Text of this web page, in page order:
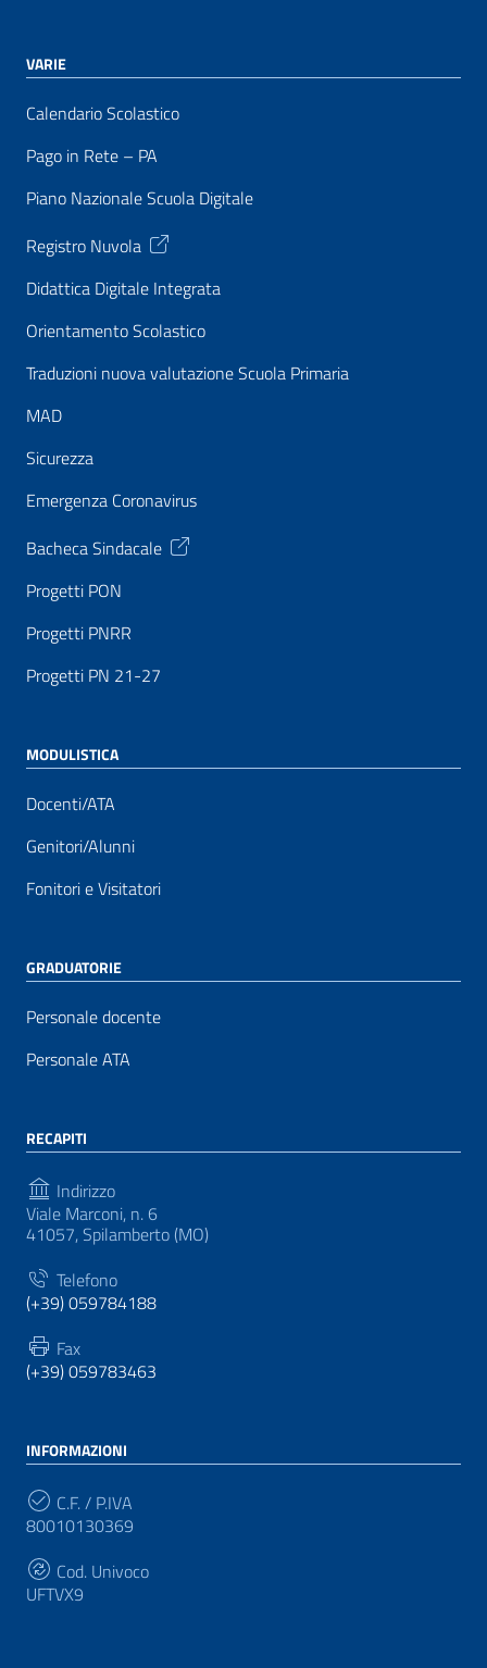
VARIE
Calendario Scolastico
Pago in Rete – PA
Piano Nazionale Scuola Digitale
Registro Nuvola
Didattica Digitale Integrata
Orientamento Scolastico
Traduzioni nuova valutazione Scuola Primaria
MAD
Sicurezza
Emergenza Coronavirus
Bacheca Sindacale
Progetti PON
Progetti PNRR
Progetti PN 21-27
MODULISTICA
Docenti/ATA
Genitori/Alunni
Fonitori e Visitatori
GRADUATORIE
Personale docente
Personale ATA
RECAPITI
Indirizzo
Viale Marconi, n. 6
41057, Spilamberto (MO)
Telefono
(+39) 059784188
Fax
(+39) 059783463
INFORMAZIONI
C.F. / P.IVA
80010130369
Cod. Univoco
UFTVX9